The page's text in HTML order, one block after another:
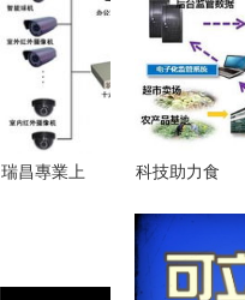
從技術研發
到高清細節
圖解析
脈智能名片
憑何傲視群
雄
瑞昌專業上
科技助力食
國電科32所
研發食品與